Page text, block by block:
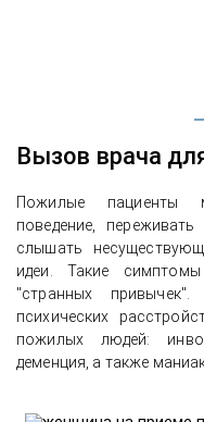
Вызов врача
Пожилые пациенты
поведение,
слышать
идеи. Такие
"странных
психических
пожилых людей:
деменция, а также